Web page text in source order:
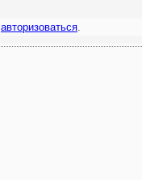
авторизоваться.